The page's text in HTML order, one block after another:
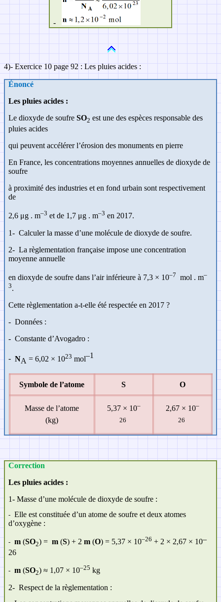
-
4)- Exercice 10 page 92 : Les pluies acides :
Énoncé
Les pluies acides :
Le dioxyde de soufreSO2 est une des espèces responsable des
pluies acides
qui peuvent accélérer l’érosion des monuments en pierre
En France, les concentrations moyennes annuelles de dioxyde de
soufre
à proximité des industries et en fond urbain sont respectivement
de
2,6 μg . m–3 et de 1,7 μg . m–3 en 2017.
1- Calculer la masse d’une molécule de dioxyde de soufre.
2- La règlementation française impose une concentration
moyenneannuelle
en dioxyde de soufre dans l’air inférieure à 7,3 × 10–7 mol . m–
3.
Cette règlementation a-t-elle été respectée en 2017 ?
- Données :
- Constante d’Avogadro :
- NA = 6,02 × 1023 mol–1
Symbole de l’atome S O
Masse de l’atome
(kg)
5,37 × 10–
26
2,67 × 10–
26
Correction
Les pluies acides :
1- Masse d’une molécule de dioxyde de soufre :
- Elle est constituée d’un atome de soufre et deux atomes
d’oxygène :
- m (SO2) =m (S) + 2m (O) = 5,37 × 10–26 + 2 × 2,67 × 10–
26
- m (SO2) ≈ 1,07 × 10–25 kg
2- Respect de la règlementation :